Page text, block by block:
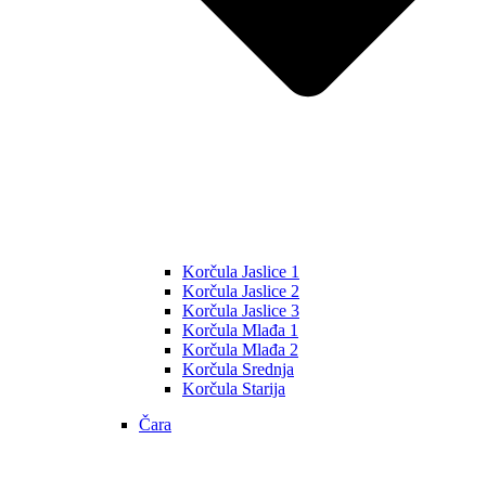
Korčula Jaslice 1
Korčula Jaslice 2
Korčula Jaslice 3
Korčula Mlađa 1
Korčula Mlađa 2
Korčula Srednja
Korčula Starija
Čara